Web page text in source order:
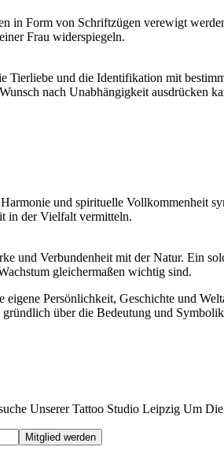
in Form von Schriftzügen verewigt
Frau widerspiegeln.
und die Identifikation mit
nach Unabhängigkeit ausdrücken
und spirituelle Vollkommenheit
in der Vielfalt vermitteln.
und Verbundenheit mit der Natur. Ein
gleichermaßen wichtig sind.
Persönlichkeit, Geschichte und
über die Bedeutung und
Unserer Tattoo Studio Leipzig Um